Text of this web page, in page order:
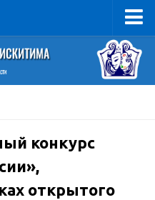
конкурс
открытого